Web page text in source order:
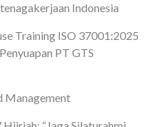
Indonesia
Training ISO 37001:2025
PT GTS
Management